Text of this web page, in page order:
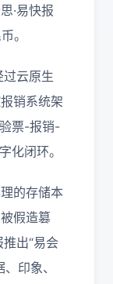
·易快报
。
过云原生
销系统架
票-报销-
化闭环。
的存储本
假造篡
出“易会
印象、